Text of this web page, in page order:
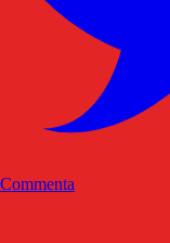
Commenta